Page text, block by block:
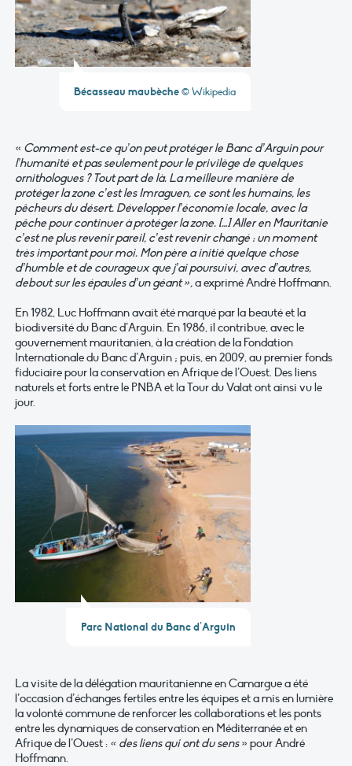
Bécasseau maubèche© Wikipedia
« Comment est-ce qu’on peut protéger le Banc d’Arguin pour
l’humanité et pas seulement pour le privilège de quelques
ornithologues ? Tout part de là. La meilleure manière de
protéger la zone c’est les Imraguen, ce sont les humains, les
pêcheurs du désert. Développer l’économie locale, avec la
pêche pour continuer à protéger la zone. […] Aller en Mauritanie
c’est ne plus revenir pareil, c’est revenir changé : un moment
très important pour moi. Mon père a initié quelque chose
d’humble et de courageux que j’ai poursuivi, avec d’autres,
debout sur les épaules d’un géant »,a exprimé André Hoffmann.
En 1982, Luc Hoffmann avait été marqué par la beauté et la
biodiversité du Banc d’Arguin. En 1986, il contribue, avec le
gouvernement mauritanien, à la création de la Fondation
Internationale du Banc d’Arguin ; puis, en 2009, au premier fonds
fiduciaire pour la conservation en Afrique de l’Ouest. Des liens
naturels et forts entre le PNBA et la Tour du Valat ont ainsi vu le
jour.
Parc National du Banc d’Arguin
La visite de la délégation mauritanienne en Camargue a été
l’occasion d’échanges fertiles entre les équipes et a mis en lumière
la volonté commune de renforcer les collaborations et les ponts
entre les dynamiques de conservation en Méditerranée et en
Afrique de l’Ouest : « des liens qui ont du sens» pour André
Hoffmann.